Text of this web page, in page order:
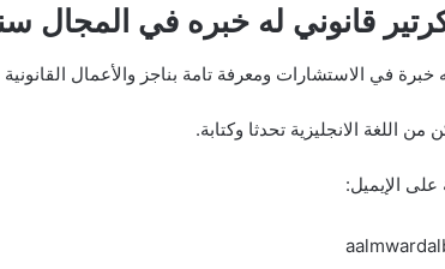
قانوني له خبره في المجال
في الاستشارات ومعرفة تامة بناجز والأعمال القانونية
اللغة الانجليزية تحدثا وكتابة.
على الإيميل: